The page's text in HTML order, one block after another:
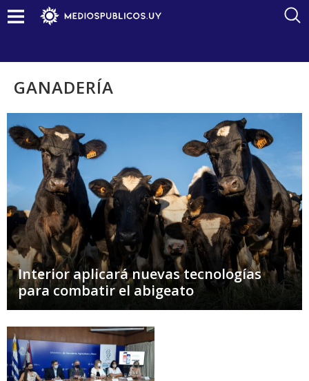
GANADERÍA
Interior aplicará nuevas tecnologías
para combatir el abigeato